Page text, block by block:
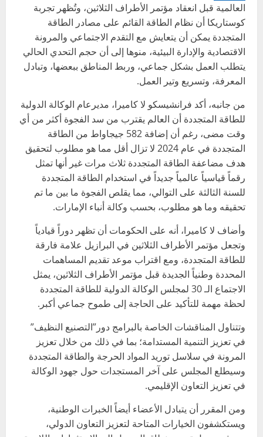
العالمية قبل انعقاد مؤتمر الأطراف الثلاثين، وتُظهر تجربة
كوستاريكا أن نظام الطاقة القائم على مصادر الطاقة
المتجددة يمكن أن يتعايش مع التقدم الاجتماعي والمرونة
الاقتصادية والإدارة البيئية، منوها إلى أن حجم التحدي الحالي
يتطلب العمل بشكل جماعي، وربط المناطق ببعضها، وتبادل
المعرفة، وتسريع وتير العمل.‬ ‫
من جانبه، أكد فرانشيسكو لا كاميرا، مديرعام الوكالة الدولية
للطاقة المتجددة أن العالم يقترب من سد الفجوة أكثر من أي
وقت مضى، رغم أن إضافة 582 جيجاواط من الطاقة
المتجددة في عام 2024 لا تزال أقل مما هو مطلوب لتحقيق
هدف مضاعفة الطاقة المتجددة ثلاث مرات غير أنها تمثل
رقماً قياسياً عالمياً جديداً في استخدام الطاقة المتجددة
للسنة الثالثة على التوالي، مما يقلص الفجوة ما بين ما تم
تحقيقه وما هو مطلوب، بحسب وكالة أنباء الإمارات.
وأضاف لا كاميرا، أنه على الحكومات أن تظهر دوراً قيادياً
وتجعل مؤتمر الأطراف الثلاثين في البرازيل علامة فارقة
للطاقة المتجددة، ومع اقتراب موعد تقديم المساهمات
المحددة وطنياً الجديدة قبل مؤتمر الأطراف الثلاثين، يمثل
الاجتماع الـ 30 لمجلس الوكالة الدولية للطاقة المتجددة
لحظة مهمة للتأكيد على الحاجة إلى طموح جماعي أكبر. ‬
وتتناول المناقشات الخاصة بالبرامج دور”التصنيع النظيف”
في تعزيز التنمية المستدامة؛ بما في ذلك من خلال تعزيز
المرونة في سلاسل توريد المواد الحرجة والطاقة المتجددة
وسيطلع المجلس على آخر المستجدات حول جهود الوكالة
في تعزيز التعاون الإقليمي. ‬
‫ومن المقرر أن يتبادل الأعضاء أيضاً الخبرات الوطنية،
ويستكشفون الخيارات المتاحة لتعزيز التعاون الدولي،